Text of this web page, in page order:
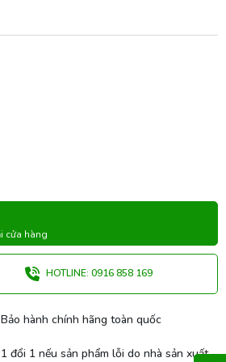
cửa hàng
HOTLINE: 0916 858 169
Bảo hành chính hãng toàn quốc
1 đổi 1 nếu sản phẩm lỗi do nhà sản xuất